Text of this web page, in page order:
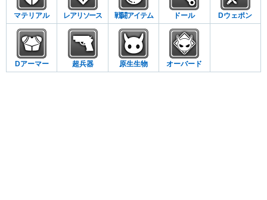
マテリアル レアリソース 戦闘アイテム ドール Dウェポン
Dアーマー 超兵器 原生生物 オーバード